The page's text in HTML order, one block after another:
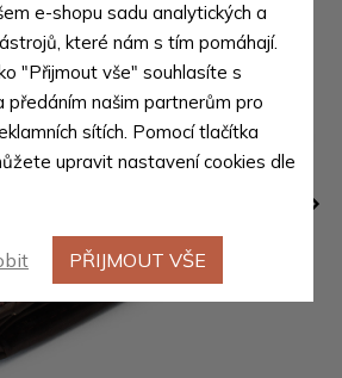
e-shopu sadu analytických a
které nám s tím pomáhají.
"Přijmout vše" souhlasíte s
předáním našim partnerům pro
sítích. Pomocí tlačítka
upravit nastavení cookies dle
PŘIJMOUT VŠE